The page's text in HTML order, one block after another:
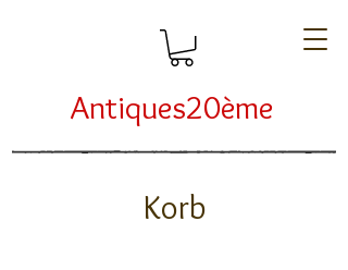
Antiques20ème
Korb